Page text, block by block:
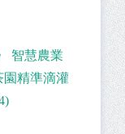
智慧農業
園精準滴灌